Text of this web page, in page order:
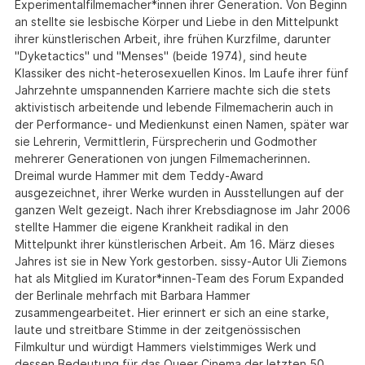
Experimentalfilmemacher*innen ihrer Generation. Von Beginn
an stellte sie lesbische Körper und Liebe in den Mittelpunkt
ihrer künstlerischen Arbeit, ihre frühen Kurzfilme, darunter
"Dyketactics" und "Menses" (beide 1974), sind heute
Klassiker des nicht-heterosexuellen Kinos. Im Laufe ihrer fünf
Jahrzehnte umspannenden Karriere machte sich die stets
aktivistisch arbeitende und lebende Filmemacherin auch in
der Performance- und Medienkunst einen Namen, später war
sie Lehrerin, Vermittlerin, Fürsprecherin und Godmother
mehrerer Generationen von jungen Filmemacherinnen.
Dreimal wurde Hammer mit dem Teddy-Award
ausgezeichnet, ihrer Werke wurden in Ausstellungen auf der
ganzen Welt gezeigt. Nach ihrer Krebsdiagnose im Jahr 2006
stellte Hammer die eigene Krankheit radikal in den
Mittelpunkt ihrer künstlerischen Arbeit. Am 16. März dieses
Jahres ist sie in New York gestorben. sissy-Autor Uli Ziemons
hat als Mitglied im Kurator*innen-Team des Forum Expanded
der Berlinale mehrfach mit Barbara Hammer
zusammengearbeitet. Hier erinnert er sich an eine starke,
laute und streitbare Stimme in der zeitgenössischen
Filmkultur und würdigt Hammers vielstimmiges Werk und